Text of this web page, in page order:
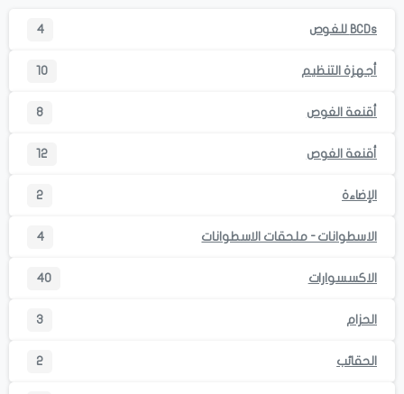
BCDs للغوص 4
أجهزة التنظيم 10
أقنعة الغوص 8
أقنعة الغوص 12
الإضاءة 2
الاسطوانات - ملحقات الاسطوانات 4
الاكسسوارات 40
الحزام 3
الحقائب 2